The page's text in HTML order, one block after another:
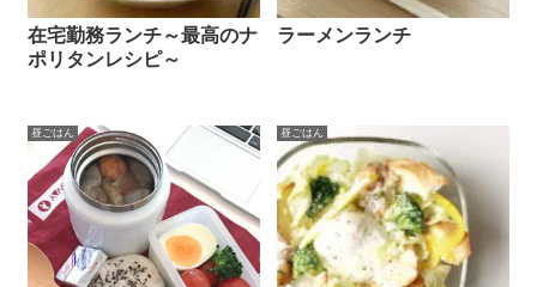
在宅勤務ランチ～最高のナ
ポリタンレシピ～
ラーメンランチ
昼ごはん 昼ごはん